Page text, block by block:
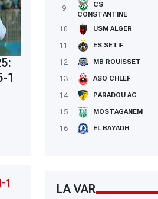
9
CS
CONSTANTINE
10 USM ALGER
11
ES SETIF
12
MB ROUISSET
13
ASO CHLEF
14
PARADOU AC
15
MOSTAGANEM
16
EL BAYADH
LA VAR
1